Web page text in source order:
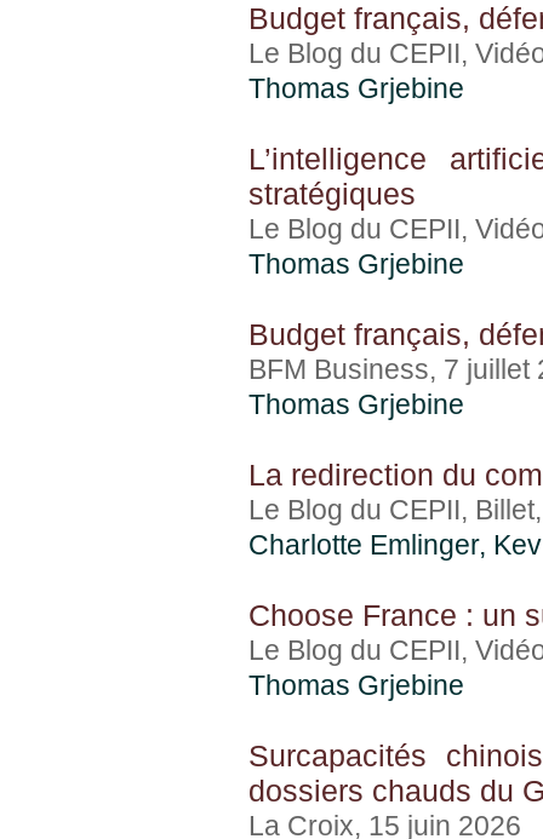
Budget français,
Le Blog du CEPII,
Thomas Grjebine
L’intelligence
stratégiques
Le Blog du CEPII,
Thomas Grjebine
Budget français,
BFM Business, 7 juillet
Thomas Grjebine
La redirection du
Le Blog du CEPII,
Charlotte Emlinger,
Choose France : un
Le Blog du CEPII,
Thomas Grjebine
Surcapacités
dossiers chauds du
La Croix, 15 juin 2026